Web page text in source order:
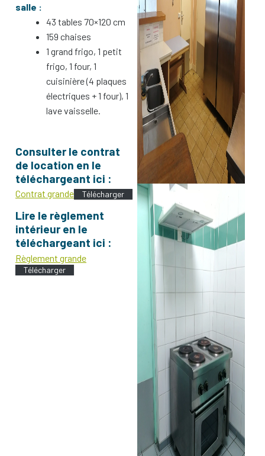
salle :
43 tables 70×120 cm
159 chaises
1 grand frigo, 1 petit
frigo, 1 four, 1
cuisinière (4 plaques
électriques + 1 four), 1
lave vaisselle.
Consulter le contrat
de location en le
téléchargeant ici :
Contrat grande Télécharger
Lire le règlement
intérieur en le
téléchargeant ici :
Règlement grande
Télécharger